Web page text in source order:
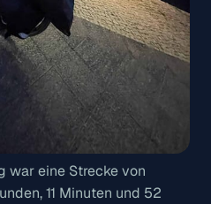
war eine Strecke von
11 Minuten und 52